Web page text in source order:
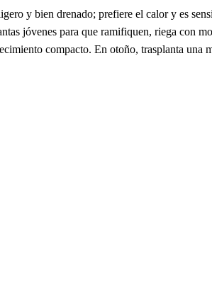
y bien drenado; prefiere el calor y es
jóvenes para que ramifiquen, riega con
compacto. En otoño, trasplanta